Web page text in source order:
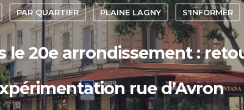
PAR QUARTIER PLAINE LAGNY S'INFORMER
le 20e arrondissement :
rue d’Avron